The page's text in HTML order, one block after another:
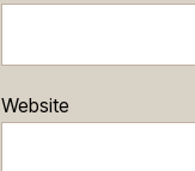
Website